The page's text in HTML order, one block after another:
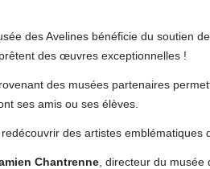
des Avelines bénéficie du soutien
des œuvres exceptionnelles !
des musées partenaires
ses amis ou ses élèves.
des artistes emblématiques
Chantrenne , directeur du